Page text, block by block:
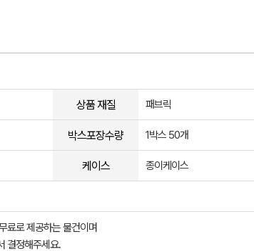
상품 재질 패브릭
박스포장수량 1박스 50개
케이스 종이케이스
료로 제공하는 물건이며
결정해주세요.